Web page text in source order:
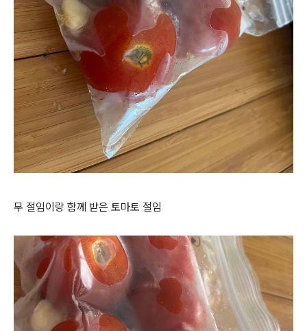
무 절임이랑 함께 받은 토마토 절임